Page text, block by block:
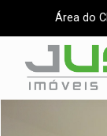
Área do